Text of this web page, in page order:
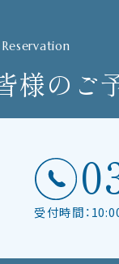
Reservation
様のご
受付時間：